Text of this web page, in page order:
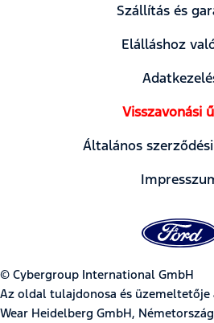
Szállítás és
Elálláshoz
Visszavonási
Általános
© Cybergroup International GmbH
Az oldal tulajdonosa és üzemeltetője
Wear Heidelberg GmbH,